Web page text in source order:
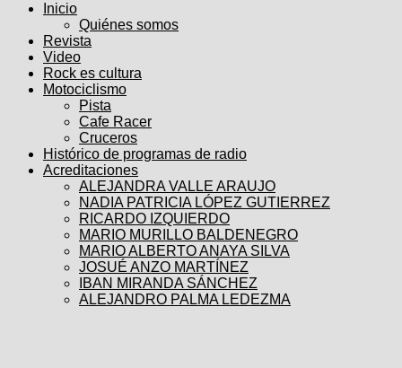
Inicio
Quiénes somos
Revista
Video
Rock es cultura
Motociclismo
Pista
Cafe Racer
Cruceros
Histórico de programas de radio
Acreditaciones
ALEJANDRA VALLE ARAUJO
NADIA PATRICIA LÓPEZ GUTIERREZ
RICARDO IZQUIERDO
MARIO MURILLO BALDENEGRO
MARIO ALBERTO ANAYA SILVA
JOSUÉ ANZO MARTÍNEZ
IBAN MIRANDA SÁNCHEZ
ALEJANDRO PALMA LEDEZMA